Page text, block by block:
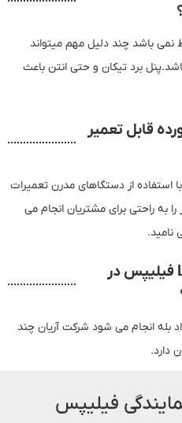
باشد چند دلیل مهم میتواند
برد تیکان و حتی انتن باعث
قابل تعمیر
استفاده از دستگاهای مدرن تعمیرات
به راحتی برای مشتریان انجام می
آیا تعمیرات انواع LED وLCD فیلیپس در
بله انجام می شود شرکت آریان چند
دارد.
فیلیپس